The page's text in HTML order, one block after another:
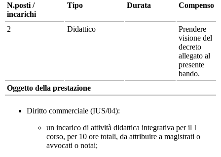
N.posti /
incarichi
Tipo Durata Compenso
2 Didattico
Prendere
visione del
decreto
allegato al
presente
bando.
Oggetto della prestazione
Diritto commerciale (IUS/04):
un incarico di attività didattica integrativa per il I
corso, per 10 ore totali, da attribuire a magistrati o
avvocati o notai;